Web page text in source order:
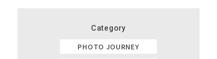
Category
PHOTO JOURNEY